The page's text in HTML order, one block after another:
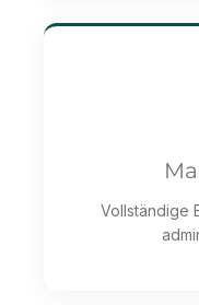
Vollständige